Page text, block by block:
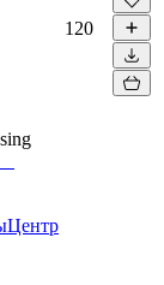
120
Центр